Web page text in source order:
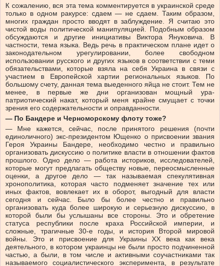
К сожалению, вся эта тема комментируется в украинской среде
только в одном ракурсе: сдаем — не сдаем. Таким образом,
многих граждан просто вводят в заблуждение. Я считаю это
чистой воды политической манипуляцией. Подобным образом
обсуждаются и другие инициативы Виктора Януковича. В
частности, тема языка. Ведь речь в практическом плане идет о
законодательном урегулировании, более свободном
использовании русского и других языков в соответствии с теми
обязательствами, которые взяла на себя Украина в связи с
участием в Европейской хартии региональных языков. По
большому счету, данная тема выеденного яйца не стоит. Тем не
менее, в первые же дни организован мощный ура-
патриотический накат, который меня крайне смущает с точки
зрения его содержательности и оправданности.
— По Бандере и Черноморскому флоту тоже?
— Мне кажется, сейчас, после принятого решения (почти
единоличного) экс-президентом Ющенко о присвоении звания
Героя Украины Бандере, необходимо честно и правильно
организовать дискуссию о политике власти в отношении фактов
прошлого. Одно дело — работа историков, исследователей,
которые могут предлагать обществу новые, переосмысленные
оценки, а другое дело — так называемая спекулятивная
хронополитика, которая часто подменяет значение тех или
иных фактов, вовлекает их в оборот, выгодный для власти
сегодня и сейчас. Было бы более честно и правильно
организовать куда более широкую и серьезную дискуссию, в
которой были бы услышаны все стороны. Это и обретение
статуса республики после краха Российской империи, и
сложные, трагичные 30-е годы, и история Второй мировой
войны. Это и присвоение для Украины XX века как века
деятельного, в котором украинцы не были просто подчиненной
частью, а были, в том числе и активными соучастниками так
называемого социалистического эксперимента, в результате